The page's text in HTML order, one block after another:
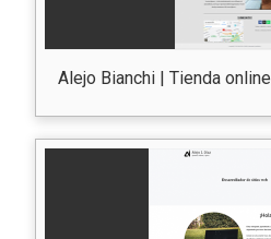
Alejo Bianchi | Tienda online